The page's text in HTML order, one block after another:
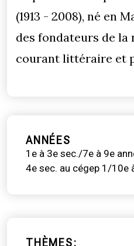
(1913 - 2008), né en
des fondateurs de la
courant littéraire et
ANNÉES
1e à 3e sec./7e à 9e
4e sec. au cégep 1/10e
THÈMES